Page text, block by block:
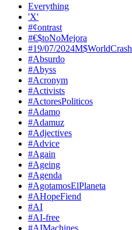
Everything
'X'
#¢ontrast
#€$toNoMejora
#19/07/2024M$WorldCrash
#Absurdo
#Abyss
#Acronym
#Activists
#ActoresPoliticos
#Adamo
#Adamuz
#Adjectives
#Advice
#Again
#Ageing
#Agenda
#AgotamosElPlaneta
#AHopeFiend
#AI
#AI-free
#AIMachines